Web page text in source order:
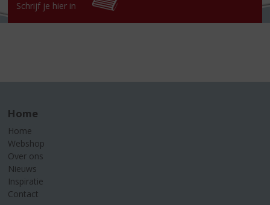
Schrijf je hier in
Home
Home
Webshop
Over ons
Nieuws
Inspiratie
Contact